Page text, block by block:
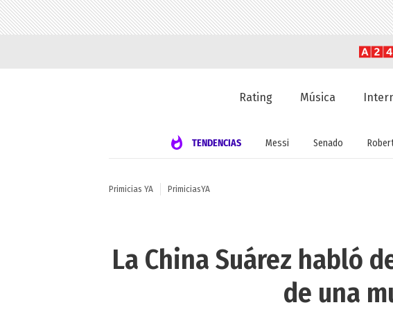
Rating Música
TENDENCIAS Messi Senado
Primicias YA PrimiciasYA
La China Suárez habló
de una